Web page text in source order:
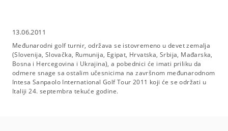
13.06.2011
Međunarodni golf turnir, održava se istovremeno u devet zemalja
(Slovenija, Slovačka, Rumunija, Egipat, Hrvatska, Srbija, Mađarska,
Bosna i Hercegovina i Ukrajina), a pobednici će imati priliku da
odmere snage sa ostalim učesnicima na završnom međunarodnom
Intesa Sanpaolo International Golf Tour 2011 koji će se održati u
Italiji 24. septembra tekuće godine.